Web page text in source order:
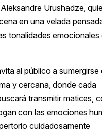
Urushadze,
en una velada
tonalidades emocionales
al público a sumergirse
y cercana, donde cada
transmitir matices,
con las emociones
cuidadosamente